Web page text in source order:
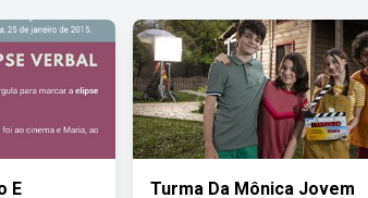
E Turma Da Mônica Jovem